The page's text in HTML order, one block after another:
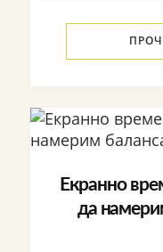
Екранно
да